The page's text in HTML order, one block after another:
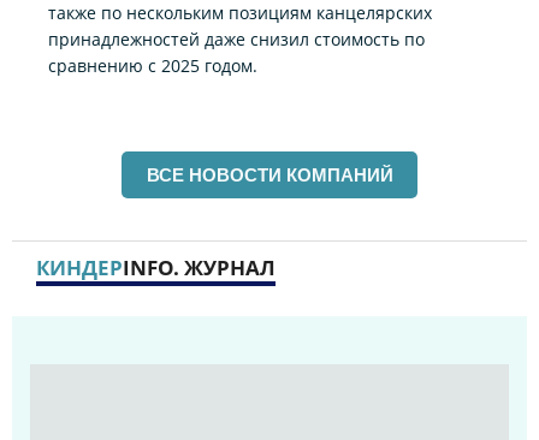
также по нескольким позициям канцелярских
принадлежностей даже снизил стоимость по
сравнению с 2025 годом.
ВСЕ НОВОСТИ КОМПАНИЙ
КИНДЕРINFO. ЖУРНАЛ